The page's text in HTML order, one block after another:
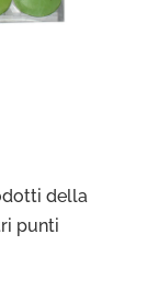
della
punti